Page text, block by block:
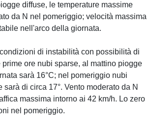
diffuse, le temperature massime
da N nel pomeriggio; velocità massima
nell'arco della giornata.
di instabilità con possibilità di
ore nubi sparse, al mattino piogge
sarà 16°C; nel pomeriggio nubi
di circa 17°. Vento moderato da N
massima intorno ai 42 km/h. Lo zero
nel pomeriggio.